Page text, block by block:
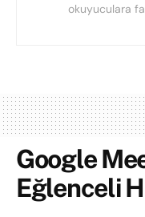
okuyuculara
Google
Eğlenceli